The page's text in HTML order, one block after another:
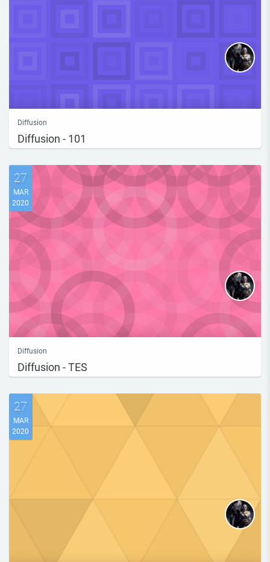
Diffusion
Diffusion - 101
27
MAR
2020
Diffusion
Diffusion - TES
27
MAR
2020